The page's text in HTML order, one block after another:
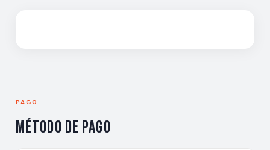
PAGO
Método de pago